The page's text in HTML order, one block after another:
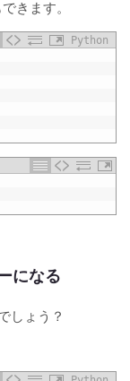
きます。
Python
になる
しょう？